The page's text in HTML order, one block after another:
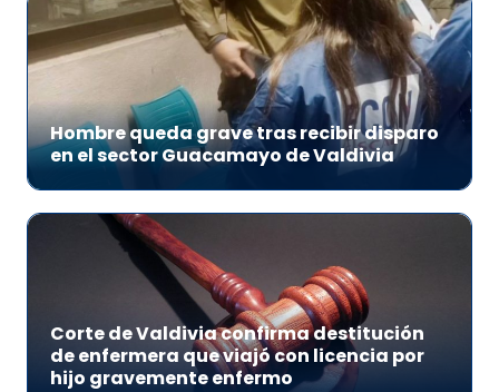
Hombre queda grave tras recibir disparo
en el sector Guacamayo de Valdivia
Corte de Valdivia confirma destitución
de enfermera que viajó con licencia por
hijo gravemente enfermo